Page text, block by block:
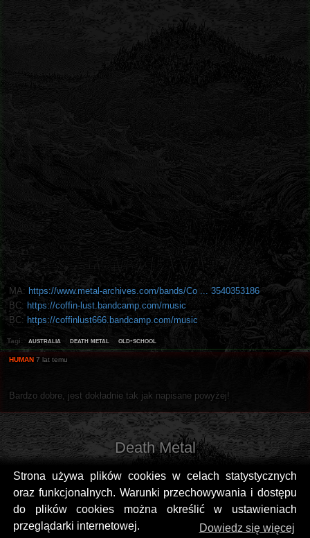
Strona używa plików cookies w celach statystycznych
oraz funkcjonalnych. Warunki przechowywania i dostępu
do plików cookies można określić w ustawieniach
przeglądarki internetowej.
Dowiedz się więcej
MA: https://www.metal-archives.com/bands/Co ... 3540353186
BC: https://coffin-lust.bandcamp.com/music
BC: https://coffinlust666.bandcamp.com/music
Tagi: australia death metal old-school
HUMAN 7 lat temu
Bardzo dobre, jest dokładnie tak jak napisane powyżej!
Death Metal